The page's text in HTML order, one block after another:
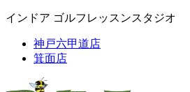
インドア ゴルフレッスンスタジオ
神戸六甲道店
箕面店